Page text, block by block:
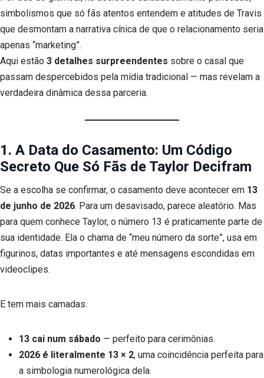
simbolismos que só fãs atentos entendem e atitudes de Travis
que desmontam a narrativa cínica de que o relacionamento seria
apenas “marketing”.
Aqui estão 3 detalhes surpreendentes sobre o casal que
passam despercebidos pela mídia tradicional — mas revelam a
verdadeira dinâmica dessa parceria.
1. A Data do Casamento: Um Código
Secreto Que Só Fãs de Taylor Decifram
Se a escolha se confirmar, o casamento deve acontecer em 13
de junho de 2026. Para um desavisado, parece aleatório. Mas
para quem conhece Taylor, o número 13 é praticamente parte de
sua identidade. Ela o chama de “meu número da sorte”, usa em
figurinos, datas importantes e até mensagens escondidas em
videoclipes.
E tem mais camadas.
13 cai num sábado — perfeito para cerimônias.
2026 é literalmente 13 × 2, uma coincidência perfeita para
a simbologia numerológica dela.